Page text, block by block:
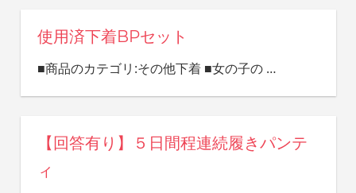
使用済下着BPセット
■商品のカテゴリ:その他下着 ■女の子の …
【回答有り】５日間程連続履きパンテ
ィ